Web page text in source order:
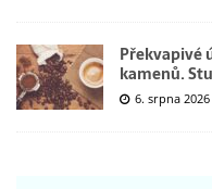
Překvapivé
kamenů.
6. srpna 2026